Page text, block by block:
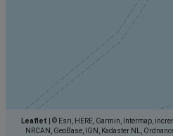
Leaflet
© Esri, HERE, Garmin, Intermap,
NRCAN, GeoBase, IGN, Kadaster NL,